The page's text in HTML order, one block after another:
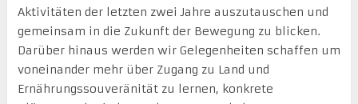
Aktivitäten der letzten zwei Jahre auszutauschen und
gemeinsam in die Zukunft der Bewegung zu blicken.
Darüber hinaus werden wir Gelegenheiten schaffen um
voneinander mehr über Zugang zu Land und
Ernährungssouveränität zu lernen, konkrete